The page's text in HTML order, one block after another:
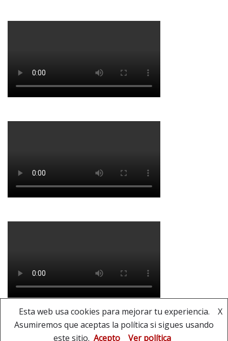
Copyright © Banda Municipal de Música de La
Esta web usa cookies para mejorar tu experiencia.
Asumiremos que aceptas la política si sigues usando
este sitio.
X
Acepto Ver política